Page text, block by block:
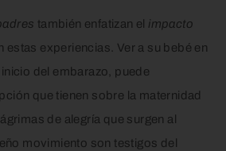
también enfatizan el impacto
estas experiencias. Ver a su bebé en
del embarazo, puede
que tienen sobre la maternidad
de alegría que surgen al
movimiento son testigos del